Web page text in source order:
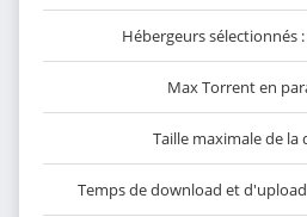
Hébergeurs sélectionnés :
Max Torrent en
Taille maximale de la
Temps de download et